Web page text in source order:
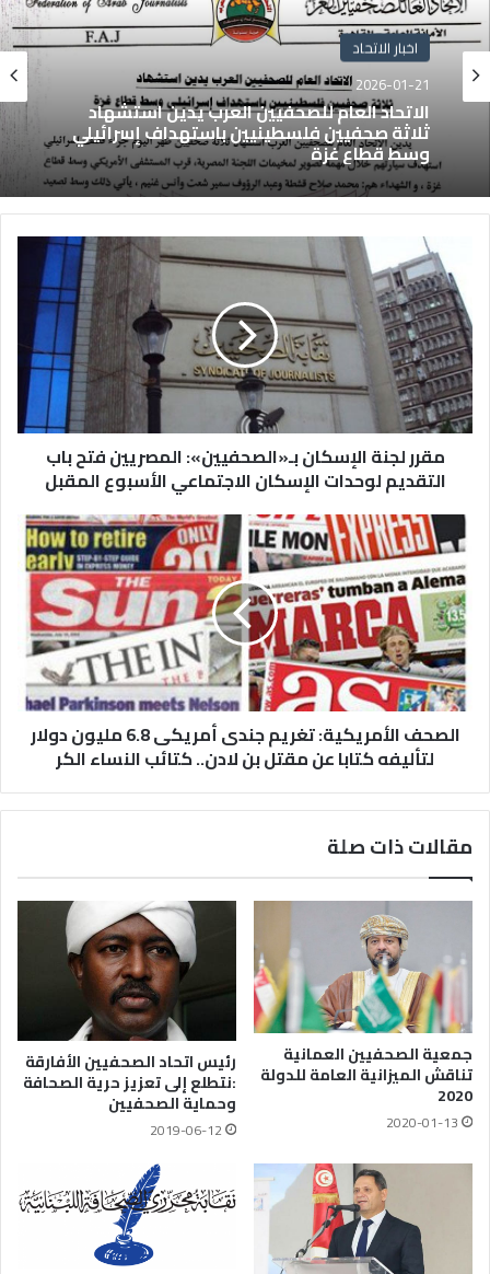
اخبار الاتحاد
2026-01-21
الاتحاد العام للصحفيين العرب يدين استشهاد
ثلاثة صحفيين فلسطينيين باستهداف إسرائيلي
وسط قطاع غزة
مقرر لجنة الإسكان بـ«الصحفيين»: المصريين فتح باب
التقديم لوحدات الإسكان الاجتماعي الأسبوع المقبل
الصحف الأمريكية: تغريم جندى أمريكى 6.8 مليون دولار
لتأليفه كتابا عن مقتل بن لادن.. كتائب النساء الكر
مقالات ذات صلة
جمعية الصحفيين العمانية
تناقش الميزانية العامة للدولة
2020
2020-01-13
رئيس اتحاد الصحفيين الأفارقة
:نتطلع إلى تعزيز حرية الصحافة
وحماية الصحفيين
2019-06-12